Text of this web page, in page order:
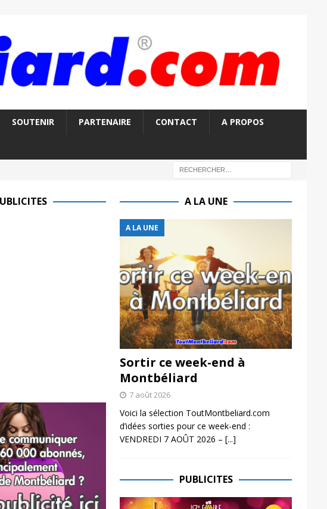
SOUTENIR PARTENAIRE CONTACT A PROPOS
A LA UNE
A LA UNE
Sortir ce week-end à
Montbéliard
7 août 2026
Voici la sélection ToutMontbeliard.com
d’idées sorties pour ce week-end :
VENDREDI 7 AOÛT 2026 – [...]
PUBLICITES